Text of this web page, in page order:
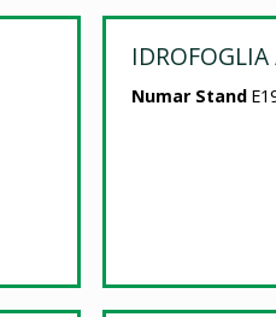
Numar Stand